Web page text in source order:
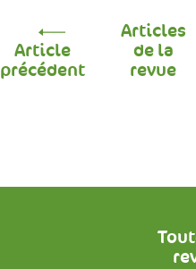
Article
précédent
Articles
de la
revue